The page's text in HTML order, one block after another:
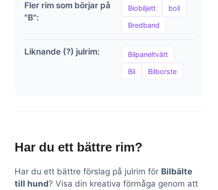
Fler rim som börjar på
"B":
Biobiljett boll
Bredband
Liknande (?) julrim: Bilpaneltvätt
Bil Bilborste
Har du ett bättre rim?
Har du ett bättre förslag på julrim för Bilbälte
till hund? Visa din kreativa förmåga genom att